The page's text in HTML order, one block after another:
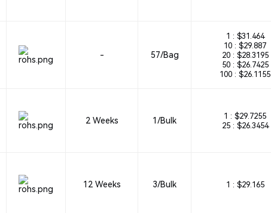
- 57/Bag
1 : $31.464
10 : $29.887
20 : $28.3195
50 : $26.7425
100 : $26.1155
2 Weeks 1/Bulk 1 : $29.7255
25 : $26.3454
12 Weeks 3/Bulk 1 : $29.165